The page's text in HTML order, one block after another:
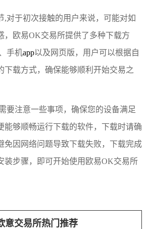
,对于初次接触的用户来说，可能对如
，欧易OK交易所提供了多种下载方
手机app以及网页版，用户可以根据自
下载方式，确保能够顺利开始交易之
要注意一些事项，确保您的设备满足
能够顺畅运行下载的软件，下载时请确
免因网络问题导致下载失败，下载完成
装步骤，即可开始使用欧易OK交易所
意交易所热门推荐